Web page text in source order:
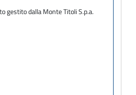
gestito dalla Monte Titoli S.p.a.